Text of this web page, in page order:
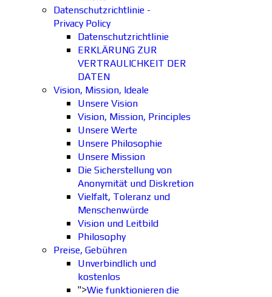
Datenschutzrichtlinie -
Privacy Policy
Datenschutzrichtlinie
ERKLÄRUNG ZUR
VERTRAULICHKEIT DER
DATEN
Vision, Mission, Ideale
Unsere Vision
Vision, Mission, Principles
Unsere Werte
Unsere Philosophie
Unsere Mission
Die Sicherstellung von
Anonymität und Diskretion
Vielfalt, Toleranz und
Menschenwürde
Vision und Leitbild
Philosophy
Preise, Gebühren
Unverbindlich und
kostenlos
">Wie funktionieren die